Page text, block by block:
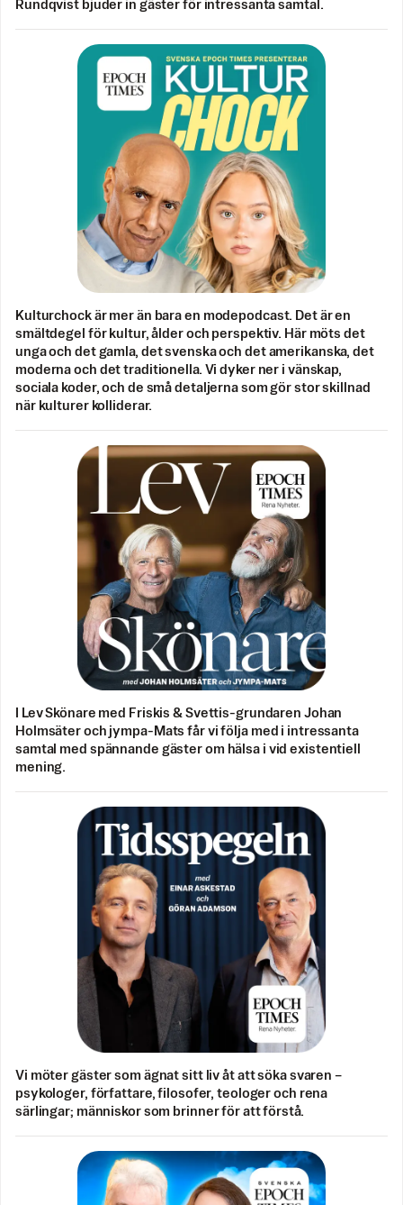
Rundqvist bjuder in gäster för intressanta samtal.
Kulturchock är mer än bara en modepodcast. Det är en
smältdegel för kultur, ålder och perspektiv. Här möts det
unga och det gamla, det svenska och det amerikanska, det
moderna och det traditionella. Vi dyker ner i vänskap,
sociala koder, och de små detaljerna som gör stor skillnad
när kulturer kolliderar.
I Lev Skönare med Friskis & Svettis-grundaren Johan
Holmsäter och jympa-Mats får vi följa med i intressanta
samtal med spännande gäster om hälsa i vid existentiell
mening.
Vi möter gäster som ägnat sitt liv åt att söka svaren –
psykologer, författare, filosofer, teologer och rena
särlingar; människor som brinner för att förstå.